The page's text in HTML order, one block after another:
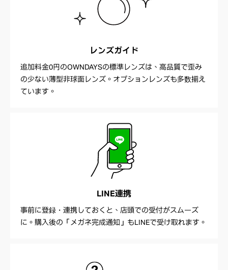
レンズガイド
追加料金0円のOWNDAYSの標準レンズは、高品質で歪み
の少ない薄型非球面レンズ。オプションレンズも多数揃え
ています。
LINE連携
事前に登録・連携しておくと、店頭での受付がスムーズ
に。購入後の「メガネ完成通知」もLINEで受け取れます。